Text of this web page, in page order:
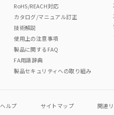
RoHS/REACH対応
カタログ/マニュアル訂正
技術解説
使用上の注意事項
製品に関するFAQ
FA用語辞典
製品セキュリティへの取り組み
ヘルプ サイトマップ 関連